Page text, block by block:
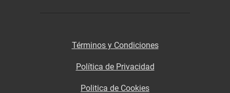
Términos y Condiciones
Política de Privacidad
Politica de Cookies